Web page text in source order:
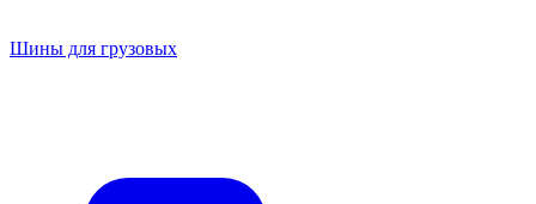
Шины для грузовых